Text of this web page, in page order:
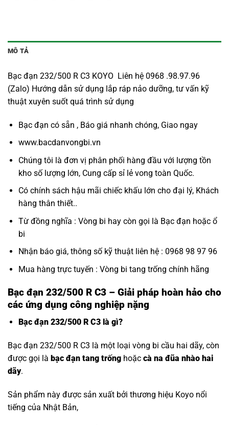
MÔ TẢ
Bạc đạn 232/500 R C3 KOYO Liên hệ 0968 .98.97.96
(Zalo) Hướng dẫn sử dụng lắp ráp nảo dưỡng, tư vấn kỹ
thuật xuyên suốt quá trình sử dụng
Bạc đạn có sẵn , Báo giá nhanh chóng, Giao ngay
www.bacdanvongbi.vn
Chúng tôi là đơn vị phân phối hàng đầu với lượng tồn
kho số lượng lớn, Cung cấp sỉ lẻ vong toàn Quốc.
Có chính sách hậu mãi chiếc khấu lớn cho đại lý, Khách
hàng thân thiết..
Từ đồng nghĩa : Vòng bi hay còn gọi là Bạc đạn hoặc ổ
bi
Nhận báo giá, thông số kỹ thuật liên hệ : 0968 98 97 96
Mua hàng trực tuyến : Vòng bi tang trống chính hãng
Bạc đạn 232/500 R C3 – Giải pháp hoàn hảo cho
các ứng dụng công nghiệp nặng
Bạc đạn 232/500 R C3 là gì?
Bạc đạn 232/500 R C3 là một loại vòng bi cầu hai dãy, còn
được gọi là bạc đạn tang trống hoặc cà na đũa nhào hai
dãy.
Sản phẩm này được sản xuất bởi thương hiệu Koyo nổi
tiếng của Nhật Bản,